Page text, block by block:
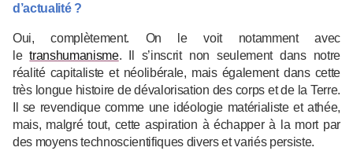
d’actualité ?
Oui, complètement. On le voit notamment avec
letranshumanisme. Il s’inscrit non seulement dans notre
réalité capitaliste et néolibérale, mais également dans cette
très longue histoire de dévalorisation des corps et de la Terre.
Il se revendique comme une idéologie matérialiste et athée,
mais, malgré tout, cette aspiration à échapper à la mort par
des moyens technoscientifiques divers et variés persiste.